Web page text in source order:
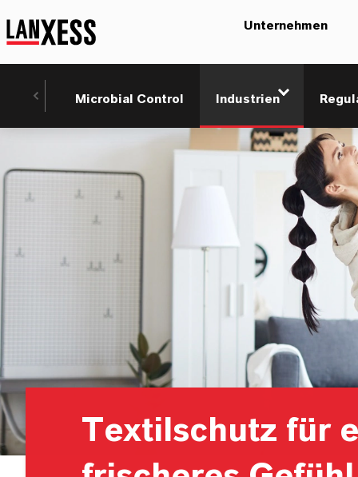
Unternehmen
Microbial Control Industrien
Textilschutz für